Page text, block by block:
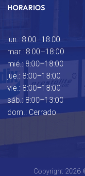
HORARIOS
lun.: 8:00–18:00
mar.: 8:00–18:00
mié.: 8:00–18:00
jue.: 8:00–18:00
vie.: 8:00–18:00
sáb.: 8:00–13:00
dom.: Cerrado
Copyright 2026